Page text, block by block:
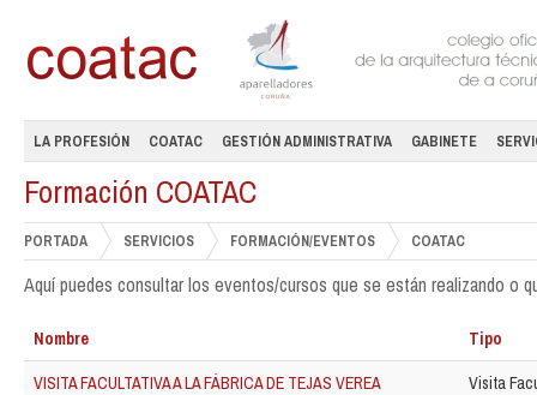
LA PROFESIÓN COATAC GESTIÓN ADMINISTRATIVA GABINETE
Formación COATAC
PORTADA SERVICIOS FORMACIÓN/EVENTOS COATAC
Aquí puedes consultar los eventos/cursos que se están realizando o
Nombre Tipo
VISITA FACULTATIVA A LA FÁBRICA DE TEJAS VEREA Visita